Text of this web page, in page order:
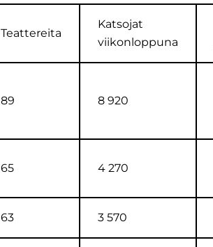
Teattereita
Katsojat
viikonloppuna
89 8 920
65 4 270
63 3 570